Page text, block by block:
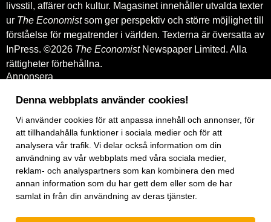
livsstil, affärer och kultur. Magasinet innehåller utvalda texter
ur The Economistsom ger perspektiv och större möjlighet till
förståelse för megatrender i världen. Texterna är översatta av
InPress. ©2026 The EconomistNewspaper Limited. Alla
rättigheter förbehållna.
Annonsera
Kontakt
Köp tidigare nummer
www.inpress.com
E-tidningen
Om cookies
Vår integritetspolicy
Prenumerationsvillkor
E-tidningen
Facebook
Linkedin
Denna webbplats använder cookies!
Vi använder cookiesför att anpassa innehåll och annonser, för
att tillhandahålla funktioner i sociala medier och för att
analysera vår trafik. Vi delar också information om din
användning av vår webbplats med våra sociala medier,
reklam- och analyspartners som kan kombinera den med
annan information som du har gett dem eller som de har
samlat in från din användning av deras tjänster.